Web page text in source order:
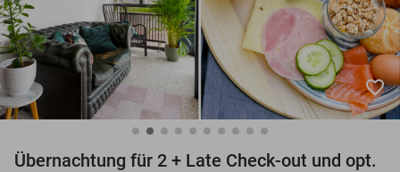
favorite_border
Übernachtung für 2 + Late Check-out und opt.